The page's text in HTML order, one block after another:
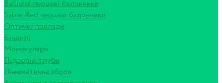
Ballistol перцеві балончики
Sabre Red перцеві балончики
Оптичні прилади
Біноклі
Монокуляри
Підзорні труби
Пневматична зброя